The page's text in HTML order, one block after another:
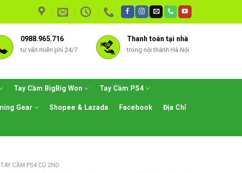
0988.965.716
tư vấn miễn phí 24/7
Thanh toán tại nhà
trong nội thành Hà Nội
Tay Cầm BigBig Won Tay Cầm PS4
Gear Shopee & Lazada Facebook Địa Chỉ
TAY CẦM PS4 CŨ 2ND